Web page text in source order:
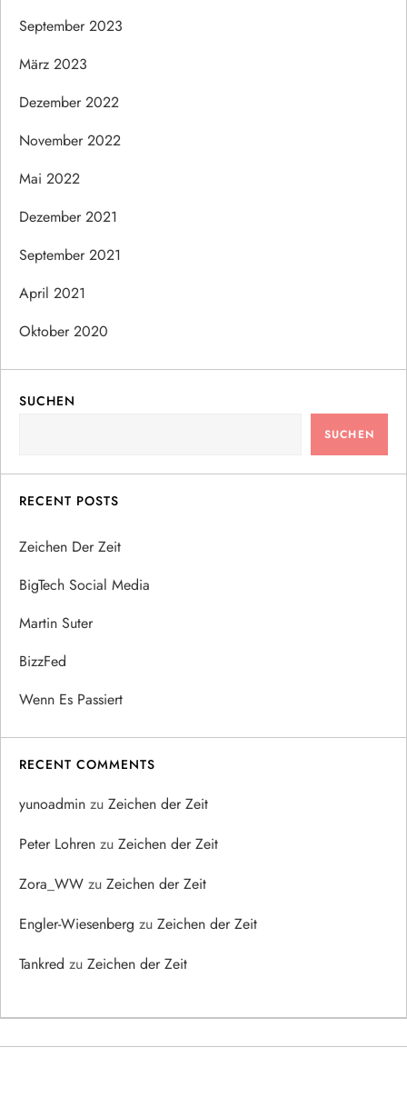
September 2023
März 2023
Dezember 2022
November 2022
Mai 2022
Dezember 2021
September 2021
April 2021
Oktober 2020
SUCHEN
SUCHEN
RECENT POSTS
Zeichen Der Zeit
BigTech Social Media
Martin Suter
BizzFed
Wenn Es Passiert
RECENT COMMENTS
yunoadmin zu Zeichen der Zeit
Peter Lohren zu Zeichen der Zeit
Zora_WW zu Zeichen der Zeit
Engler-Wiesenberg zu Zeichen der Zeit
Tankred zu Zeichen der Zeit